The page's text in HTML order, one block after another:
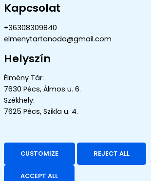
Kapcsolat
+36308309840
elmenytartanoda@gmail.com
Helyszín
Élmény Tár:
7630 Pécs, Álmos u. 6.
Székhely:
7625 Pécs, Szikla u. 4.
CUSTOMIZE REJECT ALL
ACCEPT ALL